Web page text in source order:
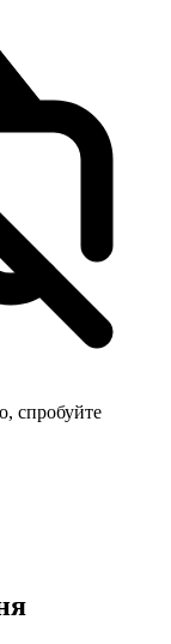
спробуйте